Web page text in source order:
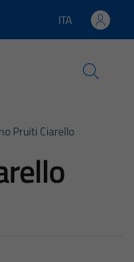
Lingua attiva:
ITA
Pruiti Ciarello